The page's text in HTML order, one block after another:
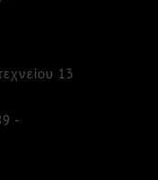
13
-